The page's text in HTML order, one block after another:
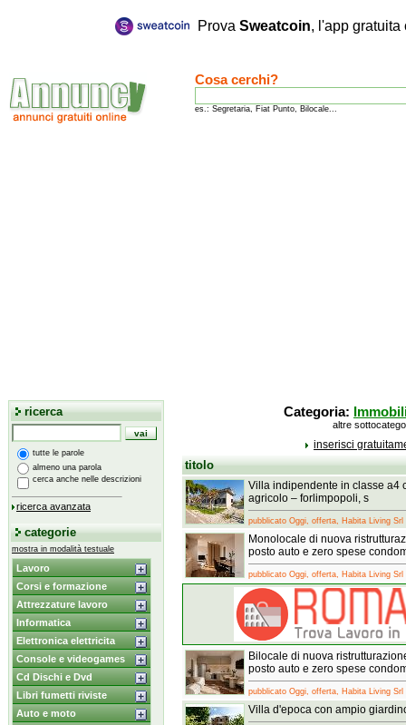
Prova Sweatcoin, l'app
Cosa cerchi?
es.: Segretaria, Fiat Punto, Bilocale...
ricerca
tutte le parole
almeno una parola
cerca anche nelle descrizioni
ricerca avanzata
categorie
mostra in modalità testuale
Lavoro
Corsi e formazione
Attrezzature lavoro
Informatica
Elettronica elettricita
Console e videogames
Cd Dischi e Dvd
Libri fumetti riviste
Auto e moto
Categoria:
altre
inserisci
titolo
Villa indipendente in classe a4
agricolo – forlimpopoli, s
pubblicato Oggi, offerta, Habita Living Srl
Monolocale di nuova
posto auto e zero spese
pubblicato Oggi, offerta, Habita Living Srl
Bilocale di nuova
posto auto e zero spese
pubblicato Oggi, offerta, Habita Living Srl
Villa d'epoca con ampio